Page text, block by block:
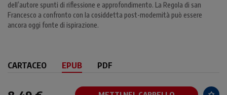
dell’autore spunti di riflessione e approfondimento. La Regola di san
Francesco a confronto con la cosiddetta post-modernità può essere
ancora oggi fonte di ispirazione.
CARTACEO EPUB PDF